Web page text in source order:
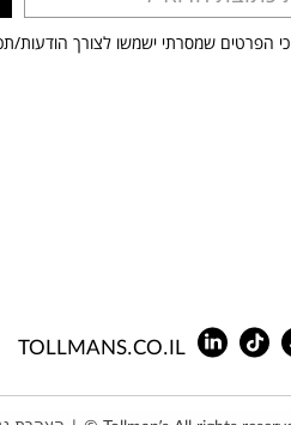
הפרטים שמסרתי ישמשו לצורך הודעות/
TOLLMANS.CO.IL